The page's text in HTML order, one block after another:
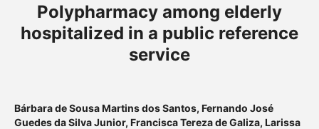
Polypharmacy among elderly
hospitalized in a public reference
service
Bárbara de Sousa Martins dos Santos, Fernando José
Guedes da Silva Junior, Francisca Tereza de Galiza, Larissa